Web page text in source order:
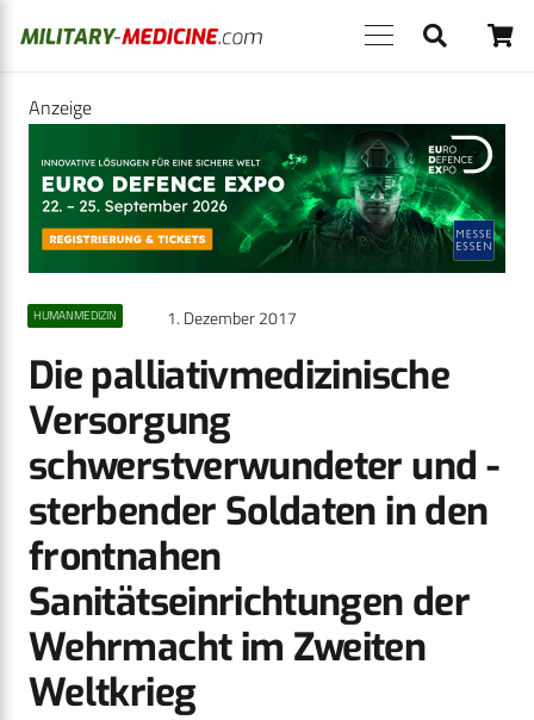
Anzeige
HUMANMEDIZIN 1. Dezember 2017
Die palliativmedizinische
Versorgung
schwerstverwundeter und -
sterbender Soldaten in den
frontnahen
Sanitätseinrichtungen der
Wehrmacht im Zweiten
Weltkrieg